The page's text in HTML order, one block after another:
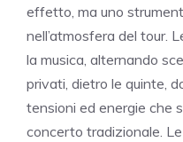
effetto, ma uno
nell’atmosfera del tour.
la musica, alternando
privati, dietro le quinte,
tensioni ed energie che
concerto tradizionale.